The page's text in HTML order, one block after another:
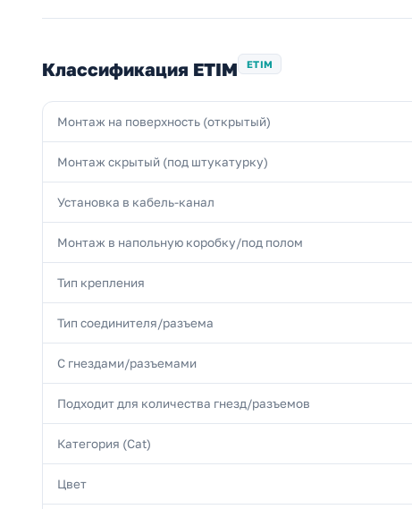
Классификация ETIM ETIM
Монтаж на поверхность (открытый)
Монтаж скрытый (под штукатурку)
Установка в кабель-канал
Монтаж в напольную коробку/под полом
Тип крепления
Тип соединителя/разъема
С гнездами/разъемами
Подходит для количества гнезд/разъемов
Категория (Cat)
Цвет